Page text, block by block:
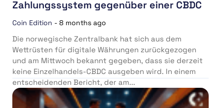
Zahlungssystem gegenüber einer CBDC
Coin Edition - 8 months ago
Die norwegische Zentralbank hat sich aus dem
Wettrüsten für digitale Währungen zurückgezogen
und am Mittwoch bekannt gegeben, dass sie derzeit
keine Einzelhandels-CBDC ausgeben wird. In einem
entscheidenden Bericht, der am...